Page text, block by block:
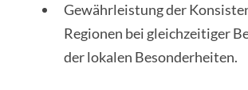
Gewährleistung der
Regionen bei gleichzeitiger
der lokalen Besonderheiten.